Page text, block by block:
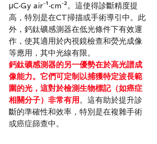
μC·Gy air⁻¹·cm⁻²。這使得診斷精度提
高，特別是在CT掃描或手術導引中。此
外，鈣鈦礦感測器在低光條件下有效運
作，使其適用於內視鏡檢查和熒光成像
等應用，其中光線有限。
鈣鈦礦感測器的另一優勢在於高光譜成
像能力。它們可定制以捕獲特定波長範
圍的光，這對於檢測生物標記（如癌症
相關分子）非常有用 。這有助於提升診
斷的準確性和效率，特別是在複雜手術
或癌症篩查中。